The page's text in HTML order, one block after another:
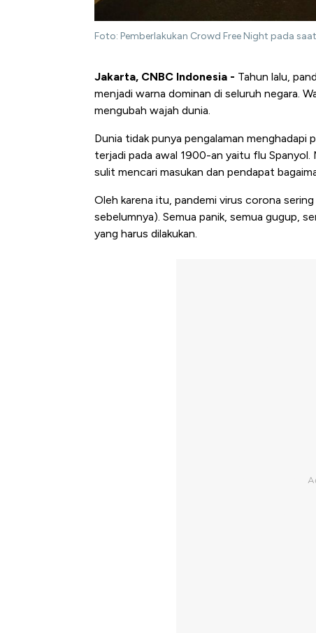
Foto: Pemberlakukan Crowd Free Night pada
Jakarta, CNBC Indonesia - Tahun lalu,
menjadi warna dominan di seluruh negara.
mengubah wajah dunia.
Dunia tidak punya pengalaman menghadapi
terjadi pada awal 1900-an yaitu flu Spanyol.
sulit mencari masukan dan pendapat
Oleh karena itu, pandemi virus corona
sebelumnya). Semua panik, semua gugup,
yang harus dilakukan.